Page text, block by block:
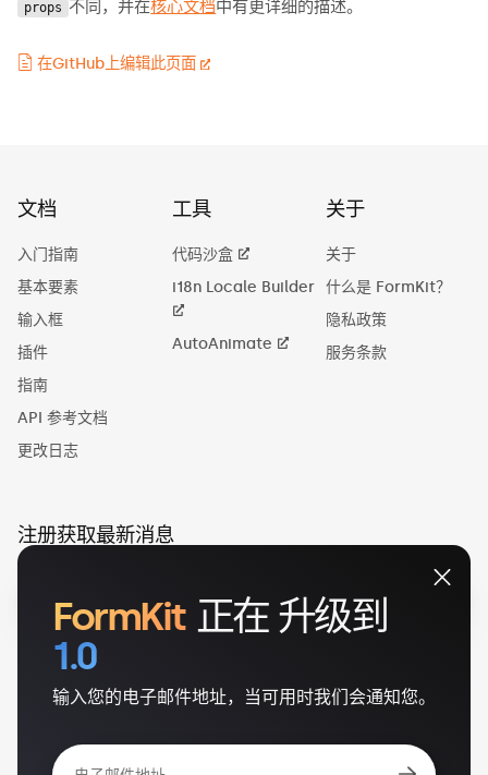
props 不同，并在核心文档中有更详细的描述。
在GitHub上编辑此页面
文档
入门指南
基本要素
输入框
插件
指南
API 参考文档
更改日志
工具
代码沙盒
i18n Locale Builder
AutoAnimate
关于
关于
什么是 FormKit？
隐私政策
服务条款
注册获取最新消息
FormKit 正在 升级到
1.0
输入您的电子邮件地址，当可用时我们会通知您。